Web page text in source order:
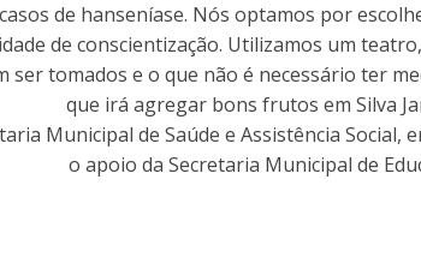
de hanseníase. Nós optamos por
de conscientização. Utilizamos um
ser tomados e o que não é necessário ter
que irá agregar bons frutos em Silva
Municipal de Saúde e Assistência Social,
o apoio da Secretaria Municipal de